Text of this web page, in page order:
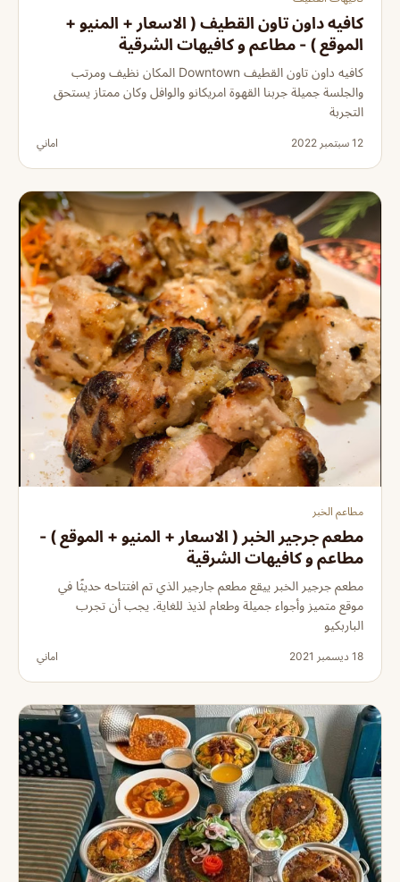
كافيه داون تاون القطيف ( الاسعار + المنيو +
الموقع ) - مطاعم و كافيهات الشرقية
كافيه داون تاون القطيف Downtown المكان نظيف ومرتب
والجلسة جميلة جربنا القهوة امريكانو والوافل وكان ممتاز يستحق
التجربة
12 سبتمبر 2022 اماني
مطاعم الخبر
مطعم جرجير الخبر ( الاسعار + المنيو + الموقع ) -
مطاعم و كافيهات الشرقية
مطعم جرجير الخبر ييقع مطعم جارجير الذي تم افتتاحه حديثًا في
موقع متميز وأجواء جميلة وطعام لذيذ للغاية. يجب أن تجرب
الباربكيو
18 ديسمبر 2021 اماني